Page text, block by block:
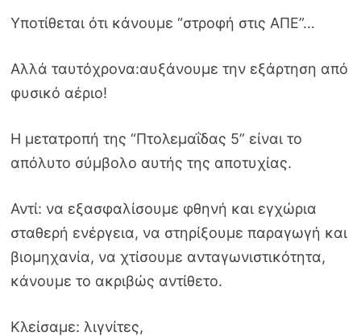
Υποτίθεται ότι κάνουμε “στροφή στις ΑΠΕ”…
Αλλά ταυτόχρονα:αυξάνουμε την εξάρτηση από
φυσικό αέριο!
Η μετατροπή της “Πτολεμαΐδας 5” είναι το
απόλυτο σύμβολο αυτής της αποτυχίας.
Αντί: να εξασφαλίσουμε φθηνή και εγχώρια
σταθερή ενέργεια, να στηρίξουμε παραγωγή και
βιομηχανία, να χτίσουμε ανταγωνιστικότητα,
κάνουμε το ακριβώς αντίθετο.
Κλείσαμε: λιγνίτες,